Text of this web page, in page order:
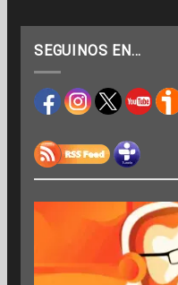
SEGUINOS EN…